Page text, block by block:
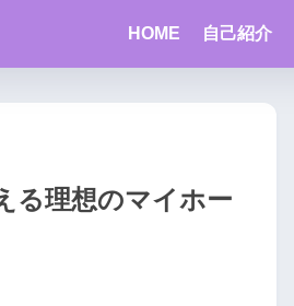
HOME 自己紹介
る理想のマイホー